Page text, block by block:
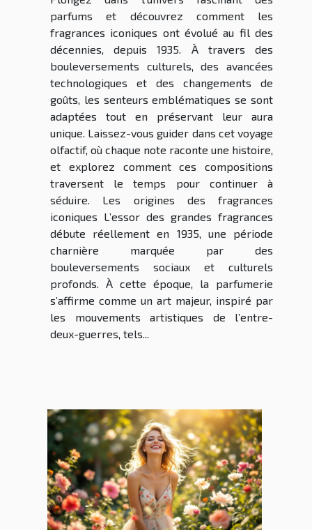
parfums et découvrez comment les
fragrances iconiques ont évolué au fil des
décennies, depuis 1935. À travers des
bouleversements culturels, des avancées
technologiques et des changements de
goûts, les senteurs emblématiques se sont
adaptées tout en préservant leur aura
unique. Laissez-vous guider dans cet voyage
olfactif, où chaque note raconte une histoire,
et explorez comment ces compositions
traversent le temps pour continuer à
séduire. Les origines des fragrances
iconiques L’essor des grandes fragrances
débute réellement en 1935, une période
charnière marquée par des
bouleversements sociaux et culturels
profonds. À cette époque, la parfumerie
s’affirme comme un art majeur, inspiré par
les mouvements artistiques de l’entre-
deux-guerres, tels...